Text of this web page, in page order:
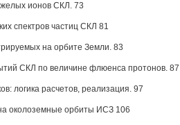
ионов СКЛ. 73
спектров частиц СКЛ 81
на орбите Земли. 83
СКЛ по величине флюенса протонов. 87
логика расчетов, реализация. 97
околоземные орбиты ИСЗ 106